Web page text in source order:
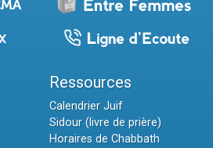
Ressources
Calendrier Juif
Sidour (livre de prière)
Horaires de Chabbath